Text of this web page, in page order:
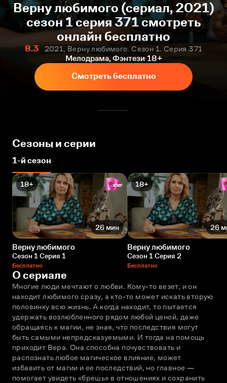
Верну любимого (сериал, 2021)
сезон 1 серия 371 смотреть
онлайн бесплатно
8.3
2021, Верну любимого. Сезон 1. Серия 371
Мелодрама, Фэнтези 18+
Смотреть бесплатно
Сезоны и серии
1-й сезон
18+
26 мин
Верну любимого
Сезон 1 Серия 1
Бесплатно
18+
26
Верну любимого
Сезон 1 Серия 2
Бесплатно
О сериале
Многие люди мечтают о любви. Кому-то везет, и он
находит любимого сразу, а кто-то может искать вторую
половинку всю жизнь. А когда находит, то пытается
удержать возлюбленного рядом любой ценой, даже
обращаясь к магии, не зная, что последствия могут
быть самыми непредсказуемыми. И тогда на помощь
приходит Вера. Она способна почувствовать и
распознать любое магическое влияние, может
избавить от магии и ее последствий, но главное —
помогает увидеть «брешь» в отношениях и сохранить